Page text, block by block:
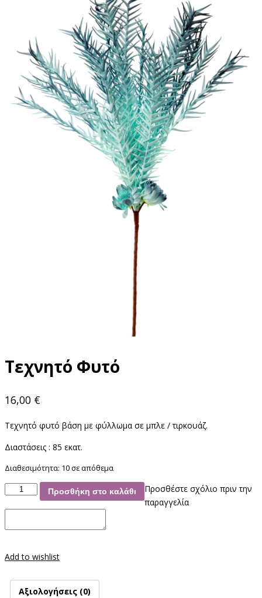
Τεχνητό Φυτό
16,00 €
Τεχνητό φυτό βάση με φύλλωμα σε μπλε / τιρκουάζ.
Διαστάσεις : 85 εκατ.
Διαθεσιμότητα: 10 σε απόθεμα
Τεχνητό
Προσθήκη στο καλάθι
Προσθέστε σχόλιο πριν την
παραγγελία
Add to wishlist
Αξιολογήσεις (0)